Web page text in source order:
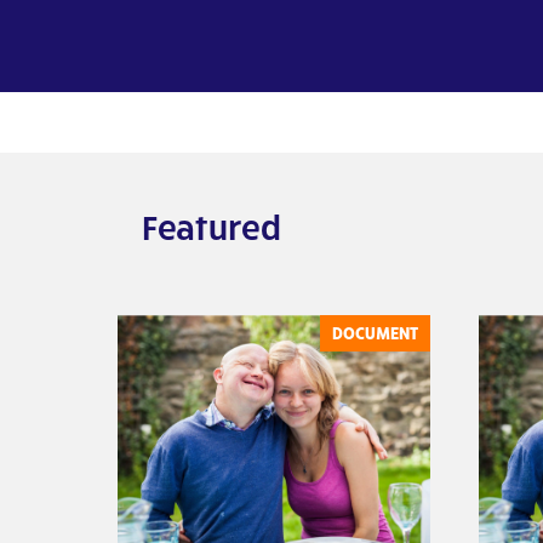
Featured
DOCUMENT